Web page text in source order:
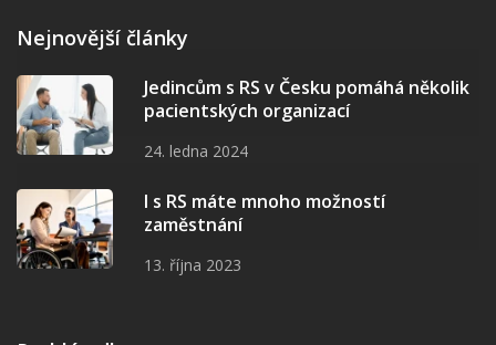
Nejnovější články
Jedincům s RS v Česku pomáhá několik
pacientských organizací
24. ledna 2024
I s RS máte mnoho možností
zaměstnání
13. října 2023